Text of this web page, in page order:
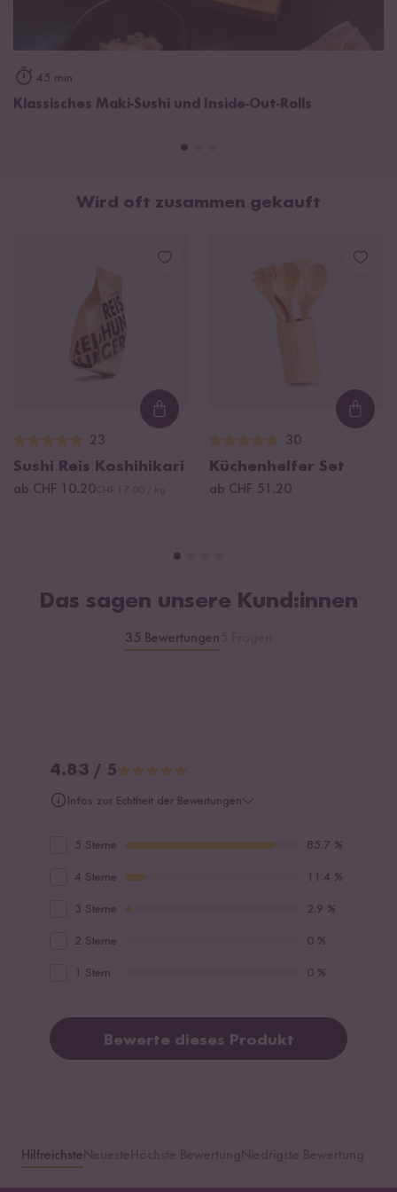
45 min
Klassisches Maki-Sushi und Inside-Out-Rolls
Wird oft zusammen gekauft
Loading...
23
Sushi Reis Koshihikari
ab CHF 10.20
30
Küchenhelfer Set
ab CHF 51.20
Das sagen unsere Kund:innen
35 Bewertungen
4.83 / 5
Infos zur Echtheit der Bewertungen
5 Sterne 85.7 %
4 Sterne 11.4 %
3 Sterne 2.9 %
2 Sterne 0 %
1 Stern 0 %
Bewerte dieses Produkt
Hilfreichste